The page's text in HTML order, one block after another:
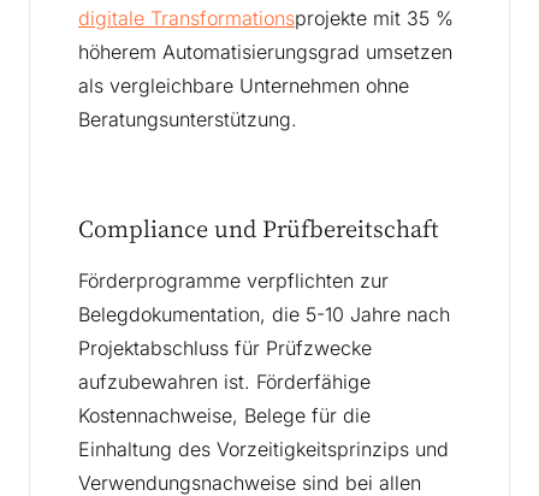
digitale Transformationsprojekte mit 35 %
höherem Automatisierungsgrad umsetzen
als vergleichbare Unternehmen ohne
Beratungsunterstützung.
Compliance und Prüfbereitschaft
Förderprogramme verpflichten zur
Belegdokumentation, die 5-10 Jahre nach
Projektabschluss für Prüfzwecke
aufzubewahren ist. Förderfähige
Kostennachweise, Belege für die
Einhaltung des Vorzeitigkeitsprinzips und
Verwendungsnachweise sind bei allen